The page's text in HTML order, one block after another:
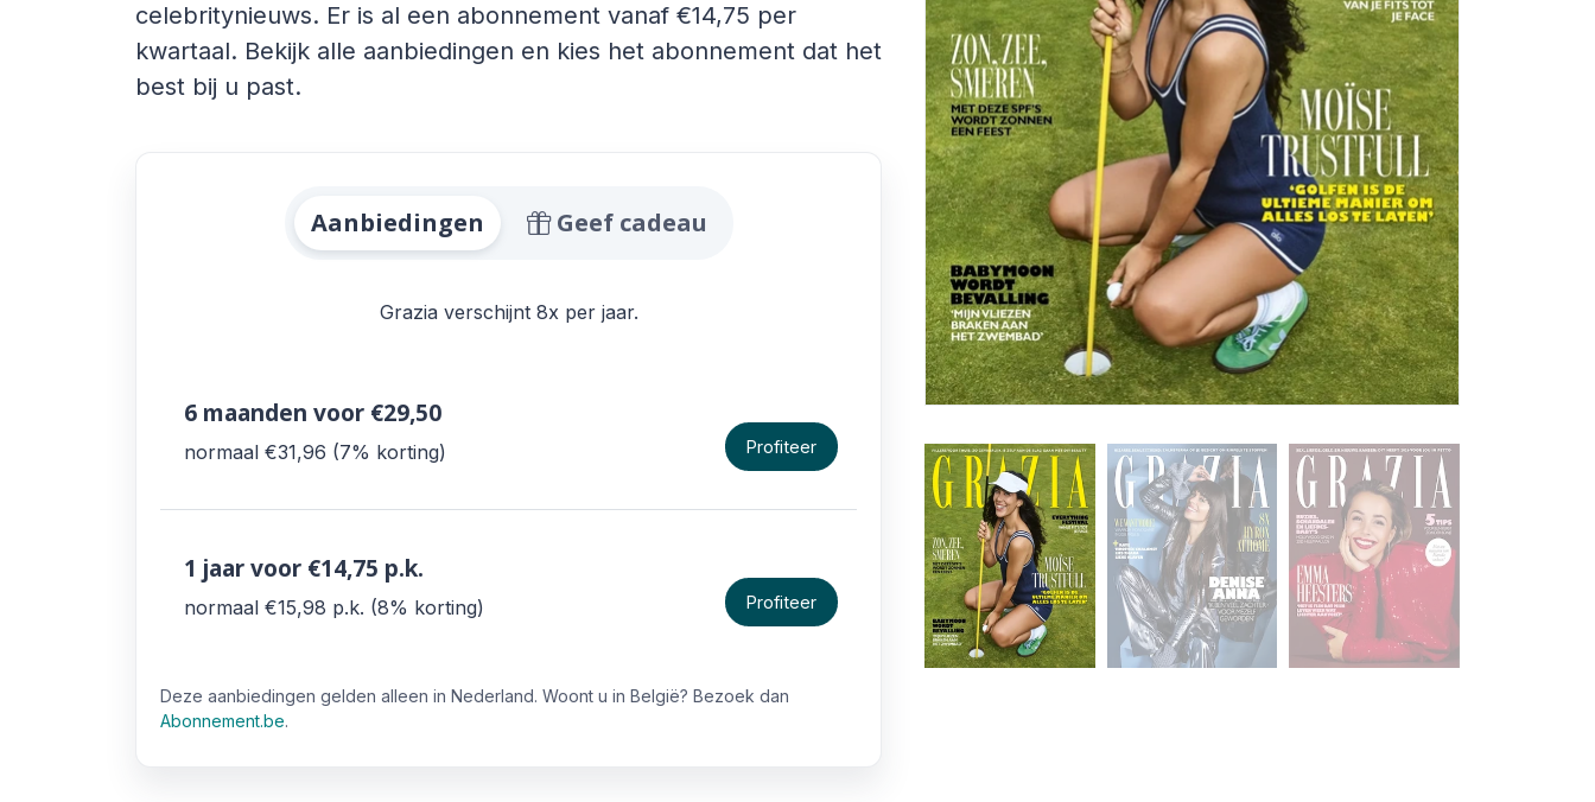
celebritynieuws. Er is al een abonnement vanaf €14,75 per
kwartaal. Bekijk alle aanbiedingen en kies het abonnement dat het
best bij u past.
Alle Grazia Aanbiedingen
Aanbiedingen Geef cadeau
Grazia verschijnt 8x per jaar.
6 maanden voor €29,50
normaal €31,96 7% korting Profiteer
1 jaarvoor €14,75 p.k.
normaal €15,98 p.k. 8% korting Profiteer
Deze aanbiedingen gelden alleen in Nederland. Woont u in België? Bezoek dan
Abonnement.be.